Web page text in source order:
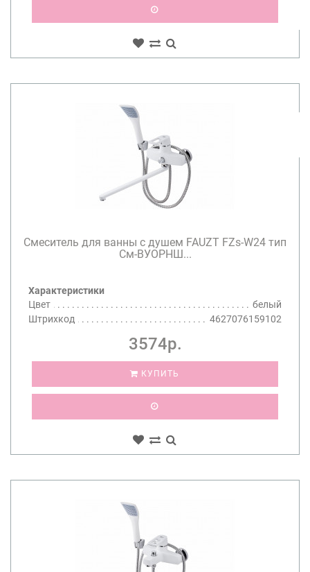
Смеситель для ванны с душем FAUZT FZs-W24 тип
См-ВУОРНШ...
Характеристики
Цвет
белый
Штрихкод
4627076159102
3574р.
КУПИТЬ